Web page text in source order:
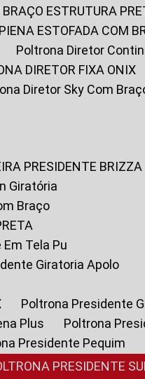
BRAÇO ESTRUTURA
PIENA ESTOFADA COM
Poltrona Diretor
DIRETOR FIXA ONIX
Diretor Sky Com
PRESIDENTE BRIZZA
Giratória
Braço
Em Tela Pu
Giratoria Apolo
Poltrona Presidente
Plus
Poltrona
Presidente Pequim
PRESIDENTE